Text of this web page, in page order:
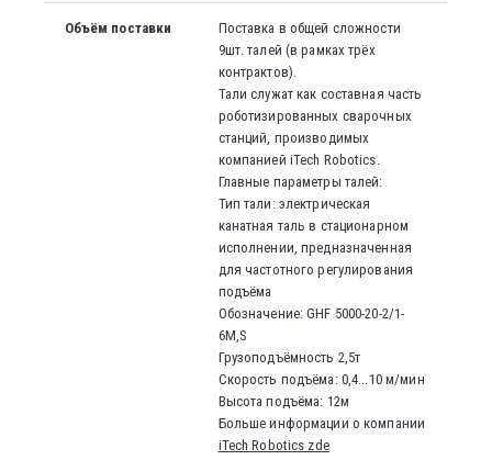
Объём поставки
Поставка в общей сложности
9шт. талей (в рамках трёх
контрактов).
Тали служат как составная часть
роботизированных сварочных
станций, производимых
компанией iTech Robotics.
Главные параметры талей:
Тип тали: электрическая
канатная таль в стационарном
исполнении, предназначенная
для частотного регулирования
подъёма
Обозначение: GHF 5000-20-2/1-
6M,S
Грузоподъёмность 2,5т
Скорость подъёма: 0,4...10 м/мин
Высота подъёма: 12м
Больше информации о компании
iTech Robotics zde